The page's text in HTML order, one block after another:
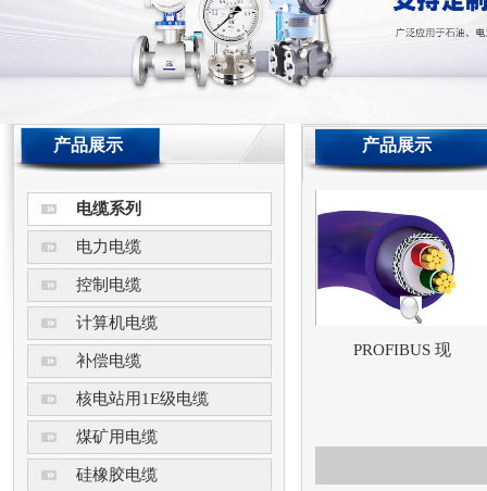
产品展示
电缆系列
电力电缆
控制电缆
计算机电缆
补偿电缆
核电站用1E级电缆
煤矿用电缆
硅橡胶电缆
产品展示
PROFIBUS 现